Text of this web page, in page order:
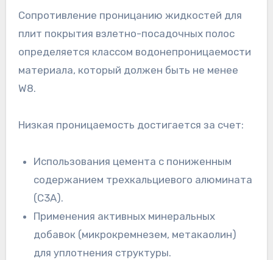
Сопротивление проницанию жидкостей для
плит покрытия взлетно-посадочных полос
определяется классом водонепроницаемости
материала, который должен быть не менее
W8.
Низкая проницаемость достигается за счет:
Использования цемента с пониженным
содержанием трехкальциевого алюмината
(C3A).
Применения активных минеральных
добавок (микрокремнезем, метакаолин)
для уплотнения структуры.